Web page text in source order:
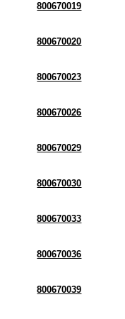
800670019
800670020
800670023
800670026
800670029
800670030
800670033
800670036
800670039